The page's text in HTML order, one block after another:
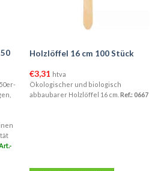
Art.-
Holzlöffel 16 cm 100 Stück
€3,31 htva
Ökologischer und biologisch
abbaubarer Holzlöffel 16 cm. Ref.: 0667